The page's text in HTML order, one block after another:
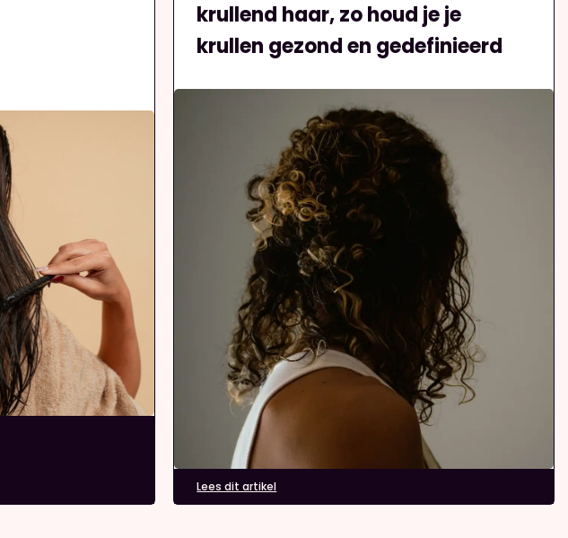
krullend haar, zo houd je je
krullen gezond en gedefinieerd
Lees dit artikel